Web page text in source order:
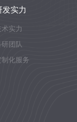
发实力
实力
团队
制化服务